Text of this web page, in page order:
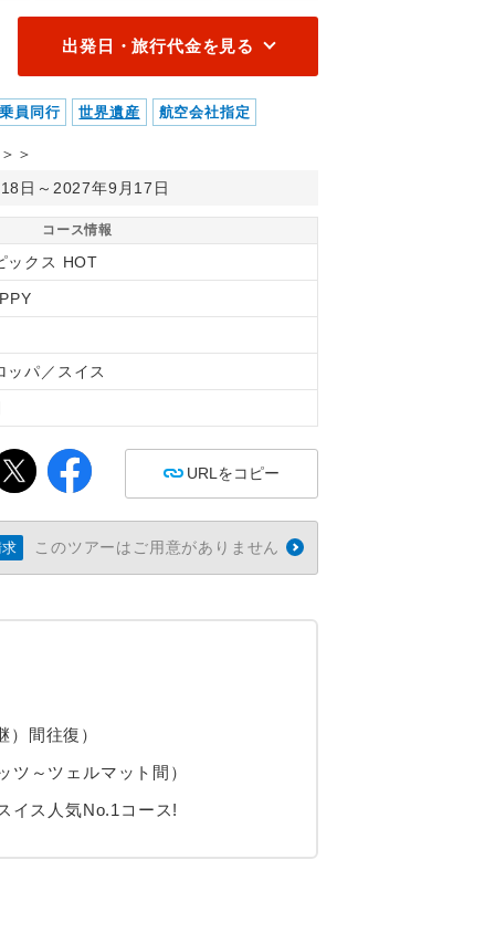
出発日・旅行代金を見る
員同行 世界遺産 航空会社指定
＞
日～2027年9月17日
コース情報
ックス HOT
ッパ／スイス
URLをコピー
このツアーはご用意がありません
間往復）
～ツェルマット間）
イス人気No.1コース!